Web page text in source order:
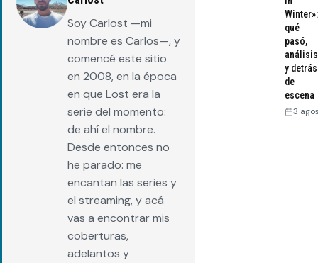
Soy Carlost —mi
nombre es Carlos—, y
comencé este sitio
en 2008, en la época
en que Lost era la
serie del momento:
de ahí el nombre.
Desde entonces no
he parado: me
encantan las series y
el streaming, y acá
vas a encontrar mis
coberturas,
adelantos y
Winter»:
qué
pasó,
análisis
y detrás
de
escena
3